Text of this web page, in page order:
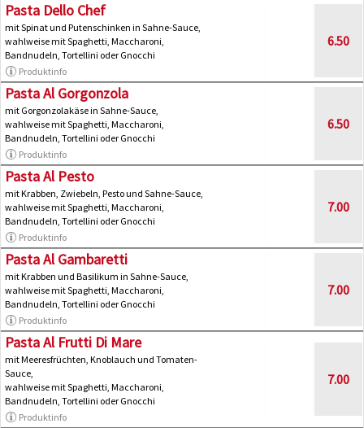
Pasta Dello Chef
mit Spinat und Putenschinken in Sahne-Sauce,
wahlweise mit Spaghetti, Maccharoni,
Bandnudeln, Tortellini oder Gnocchi
Produktinfo
6.50
Pasta Al Gorgonzola
mit Gorgonzolakäse in Sahne-Sauce,
wahlweise mit Spaghetti, Maccharoni,
Bandnudeln, Tortellini oder Gnocchi
Produktinfo
6.50
Pasta Al Pesto
mit Krabben, Zwiebeln, Pesto und Sahne-Sauce,
wahlweise mit Spaghetti, Maccharoni,
Bandnudeln, Tortellini oder Gnocchi
Produktinfo
7.00
Pasta Al Gambaretti
mit Krabben und Basilikum in Sahne-Sauce,
wahlweise mit Spaghetti, Maccharoni,
Bandnudeln, Tortellini oder Gnocchi
Produktinfo
7.00
Pasta Al Frutti Di Mare
mit Meeresfrüchten, Knoblauch und Tomaten-
Sauce,
wahlweise mit Spaghetti, Maccharoni,
Bandnudeln, Tortellini oder Gnocchi
Produktinfo
7.00